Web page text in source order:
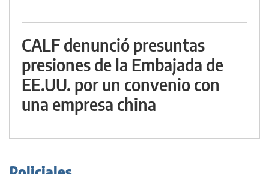
CALF denunció presuntas
presiones de la Embajada de
EE.UU. por un convenio con
una empresa china